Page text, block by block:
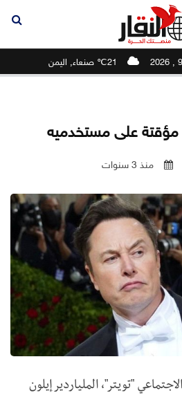
21℃ صنعاء, اليمن
مؤقتة على مستخدميه
منذ 3 سنوات
"تويتر"، الملياردير إيلون